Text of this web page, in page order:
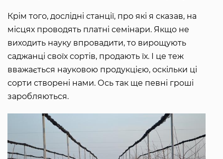
Крім того, дослідні станції, про які я сказав, на
місцях проводять платні семінари. Якщо не
виходить науку впровадити, то вирощують
саджанці своїх сортів, продають їх. І це теж
вважається науковою продукцією, оскільки ці
сорти створені нами. Ось так ще певні гроші
заробляються.